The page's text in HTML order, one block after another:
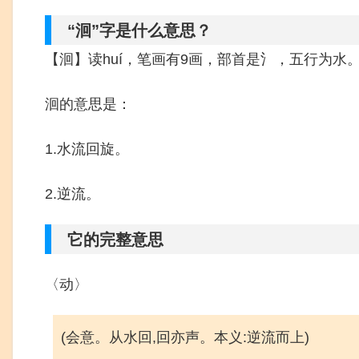
“洄”字是什么意思？
【洄】读huí，笔画有9画，部首是氵，五行为水
洄的意思是：
1.水流回旋。
2.逆流。
它的完整意思
〈动〉
(会意。从水回,回亦声。本义:逆流而上)